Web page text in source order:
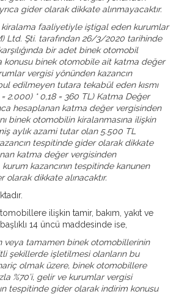
gider olarak dikkate alınmayacaktır.
kiralama faaliyetiyle iştigal eden kurumlar
Ltd. Şti. tarafından 26/3/2020 tarihinde
bir adet binek otomobil
konusu binek otomobile ait katma değer
vergisi yönünden kazancın
edilmeyen tutara tekabül eden kısmı
2.000) * 0,18 = 360 TL) Katma Değer
hesaplanan katma değer vergisinden
binek otomobilin kiralanmasına ilişkin
aylık azami tutar olan 5.500 TL
tespitinde gider olarak dikkate
katma değer vergisinden
kazancının tespitinde kanunen
dikkate alınacaktır.
ilişkin tamir, bakım, yakıt ve
14 üncü maddesinde ise,
veya tamamen binek otomobillerinin
şekillerde işletilmesi olanların bu
olmak üzere, binek otomobillere
%70’i, gelir ve kurumlar vergisi
tespitinde gider olarak indirim konusu